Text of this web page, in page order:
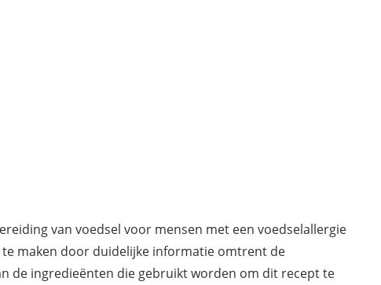
van voedsel voor mensen met een voedselallergie
maken door duidelijke informatie omtrent de
de ingredieënten die gebruikt worden om dit recept te